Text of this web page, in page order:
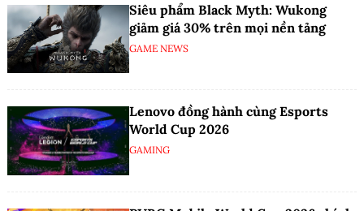
Siêu phẩm Black Myth: Wukong
giảm giá 30% trên mọi nền tảng
GAME NEWS
Lenovo đồng hành cùng Esports
World Cup 2026
GAMING